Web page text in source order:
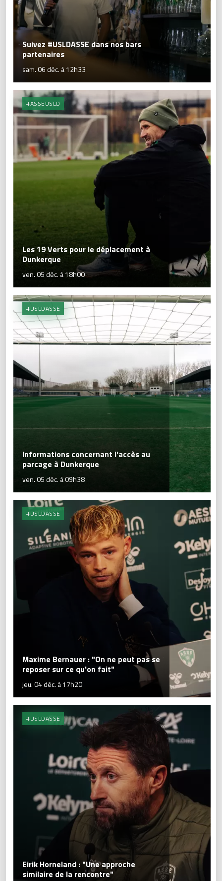
Suivez #USLDASSE dans nos bars
partenaires
sam. 06 déc. à 12h33
#ASSEUSLD
Les 19 Verts pour le déplacement à
Dunkerque
ven. 05 déc. à 18h00
#USLDASSE
Informations concernant l'accès au
parcage à Dunkerque
ven. 05 déc. à 09h38
#USLDASSE
Maxime Bernauer : "On ne peut pas se
reposer sur ce qu'on fait"
jeu. 04 déc. à 17h20
#USLDASSE
Eirik Horneland : "Une approche
similaire de la rencontre"